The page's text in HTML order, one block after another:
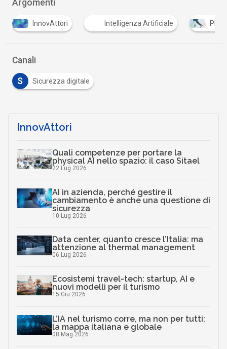
Argomenti
Intelligenza Artificiale PNRR sicurezza
Canali
S Sicurezza digitale
InnovAttori
Quali competenze per portare la
physical AI nello spazio: il caso Sitael
22 Lug 2026
AI in azienda, perché gestire il
cambiamento è anche una questione di
sicurezza
10 Lug 2026
Data center, quanto cresce l’Italia: ma
attenzione al thermal management
06 Lug 2026
Ecosistemi travel-tech: startup, AI e
nuovi modelli per il turismo
15 Giu 2026
L’IA nel turismo corre, ma non per tutti:
la mappa italiana e globale
08 Mag 2026